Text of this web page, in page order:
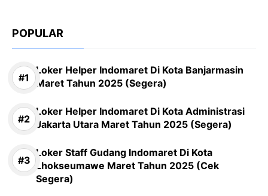
POPULAR
Loker Helper Indomaret Di Kota Banjarmasin
Maret Tahun 2025 (Segera)
Loker Helper Indomaret Di Kota Administrasi
Jakarta Utara Maret Tahun 2025 (Segera)
Loker Staff Gudang Indomaret Di Kota
Lhokseumawe Maret Tahun 2025 (Cek
Segera)